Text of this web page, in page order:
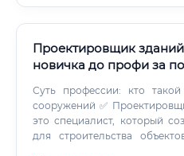
Проектировщик
новичка до профи за
Суть профессии: кто
сооружений ✅
это специалист, который
для строительства